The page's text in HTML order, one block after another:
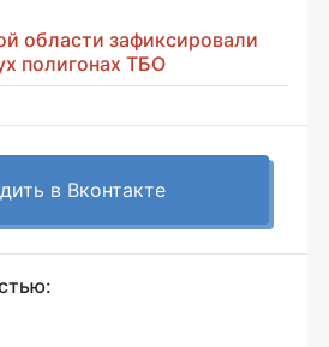
области зафиксировали
полигонах ТБО
в Вконтакте